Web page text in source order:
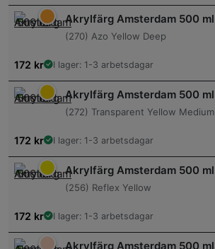
Akrylfärg Amsterdam 500 ml
(270) Azo Yellow Deep
172 kr I lager: 1-3 arbetsdagar
Akrylfärg Amsterdam 500 ml
(272) Transparent Yellow Medium
172 kr I lager: 1-3 arbetsdagar
Akrylfärg Amsterdam 500 ml
(256) Reflex Yellow
172 kr I lager: 1-3 arbetsdagar
Akrylfärg Amsterdam 500 ml